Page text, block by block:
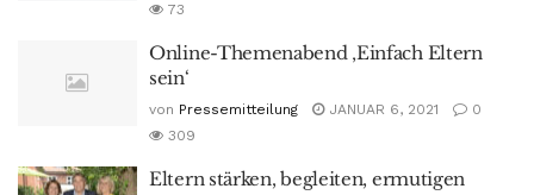
73
Online-Themenabend ‚Einfach Eltern
sein‘
von Pressemitteilung JANUAR 6, 2021
0
309
Eltern stärken, begleiten, ermutigen